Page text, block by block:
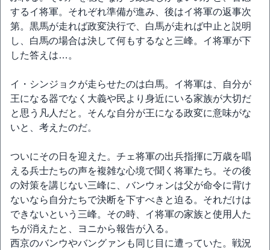
するイ将軍。それぞれ準備が進み、後はイ将軍の返事次
第。黒馬が走れば政変決行で、白馬が走れば中止と説明
し、白馬の場合は決して何もするなと三峰。イ将軍が下
した答えは…。
イ・シンジョクが走らせたのは白馬。イ将軍は、自分が
王になる器でなく大義や民より身近にいる家族が大切だ
と思う凡人だと。そんな自分が王になる政変に意味がな
いと、考えたのだ。
ついにその日を迎えた。チェ将軍の出兵指揮に万歳を唱
える兵士たちの声を複雑な心境で聞く将軍たち。その後
の対策を講じない三峰に、バンウォンは父が命令に背け
ないなら自分たちで決断を下すべきと迫る。それだけは
できないという三峰。その時、イ将軍の家族と使用人た
ちが消えたと、ヨニから報告が入る。
西京のバンウやバングァンも同じ目に遭っていた。戦況